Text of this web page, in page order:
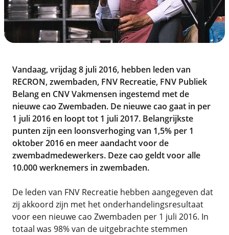
Vandaag, vrijdag 8 juli 2016, hebben leden van
RECRON, zwembaden, FNV Recreatie, FNV Publiek
Belang en CNV Vakmensen ingestemd met de
nieuwe cao Zwembaden. De nieuwe cao gaat in per
1 juli 2016 en loopt tot 1 juli 2017. Belangrijkste
punten zijn een loonsverhoging van 1,5% per 1
oktober 2016 en meer aandacht voor de
zwembadmedewerkers. Deze cao geldt voor alle
10.000 werknemers in zwembaden.
De leden van FNV Recreatie hebben aangegeven dat
zij akkoord zijn met het onderhandelingsresultaat
voor een nieuwe cao Zwembaden per 1 juli 2016. In
totaal was 98% van de uitgebrachte stemmen